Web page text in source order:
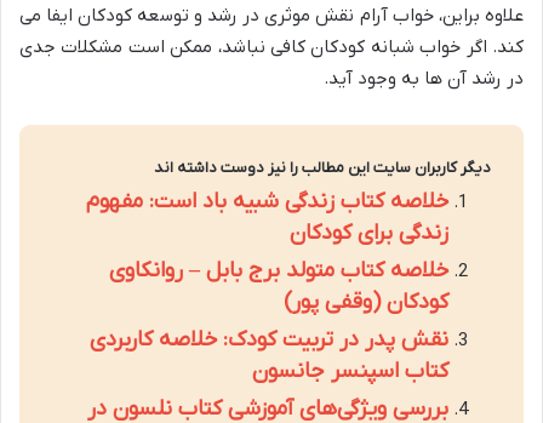
علاوه براین، خواب آرام نقش موثری در رشد و توسعه کودکان ایفا می
کند. اگر خواب شبانه کودکان کافی نباشد، ممکن است مشکلات جدی
در رشد آن ها به وجود آید.
دیگر کاربران سایت این مطالب را نیز دوست داشته اند
خلاصه کتاب زندگی شبیه باد است: مفهوم
زندگی برای کودکان
خلاصه کتاب متولد برج بابل – روانکاوی
کودکان (وقفی پور)
نقش پدر در تربیت کودک: خلاصه کاربردی
کتاب اسپنسر جانسون
بررسی ویژگی‌های آموزشی کتاب نلسون در